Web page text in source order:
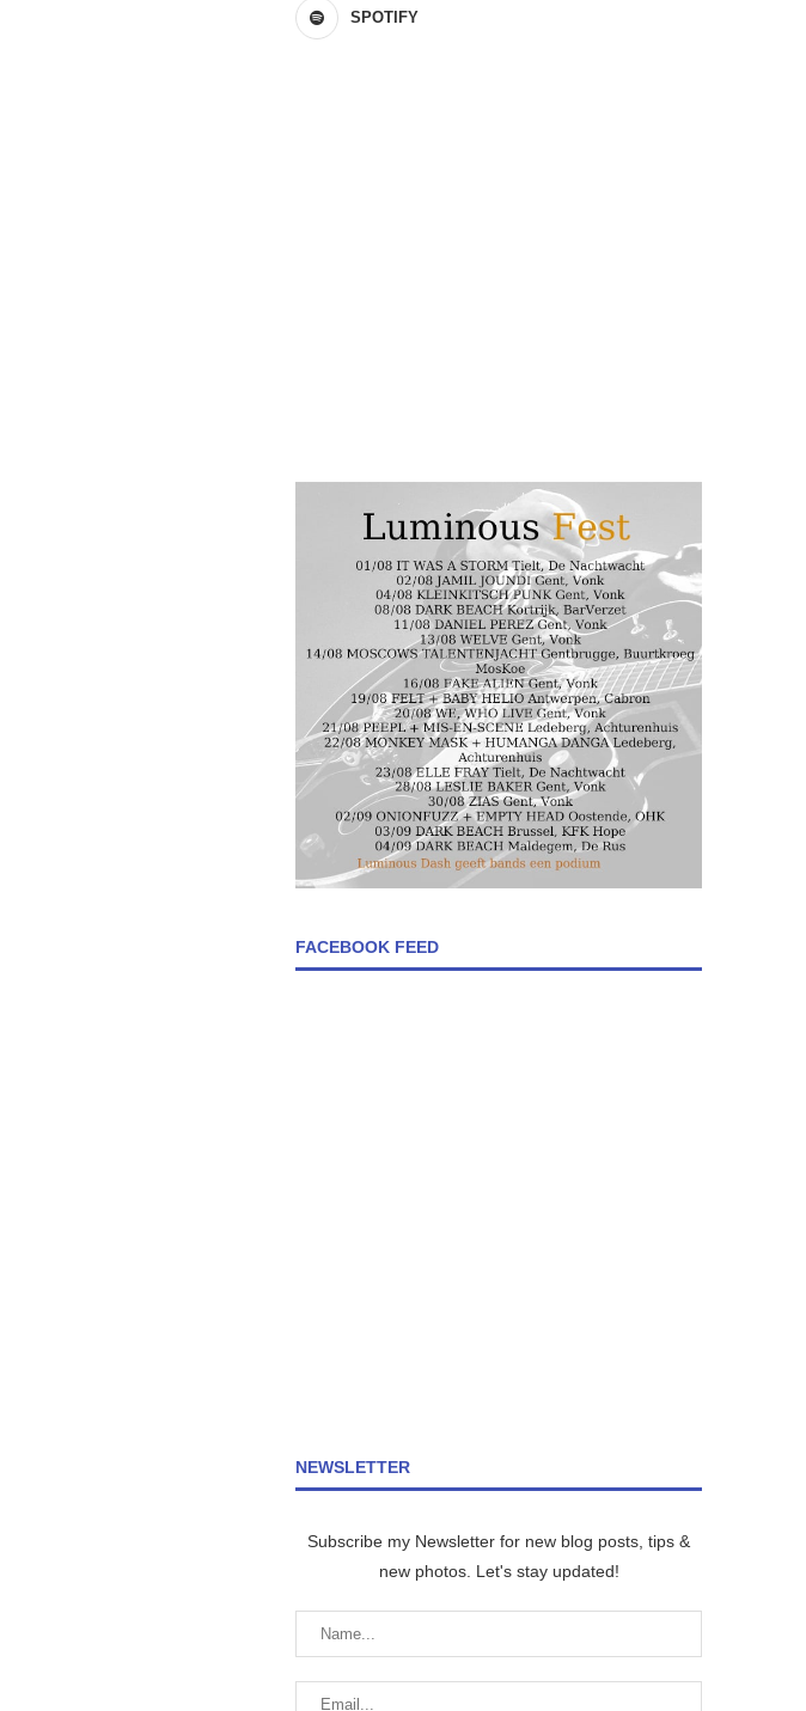
SPOTIFY
FACEBOOK FEED
NEWSLETTER
Subscribe my Newsletter for new blog posts, tips &
new photos. Let's stay updated!